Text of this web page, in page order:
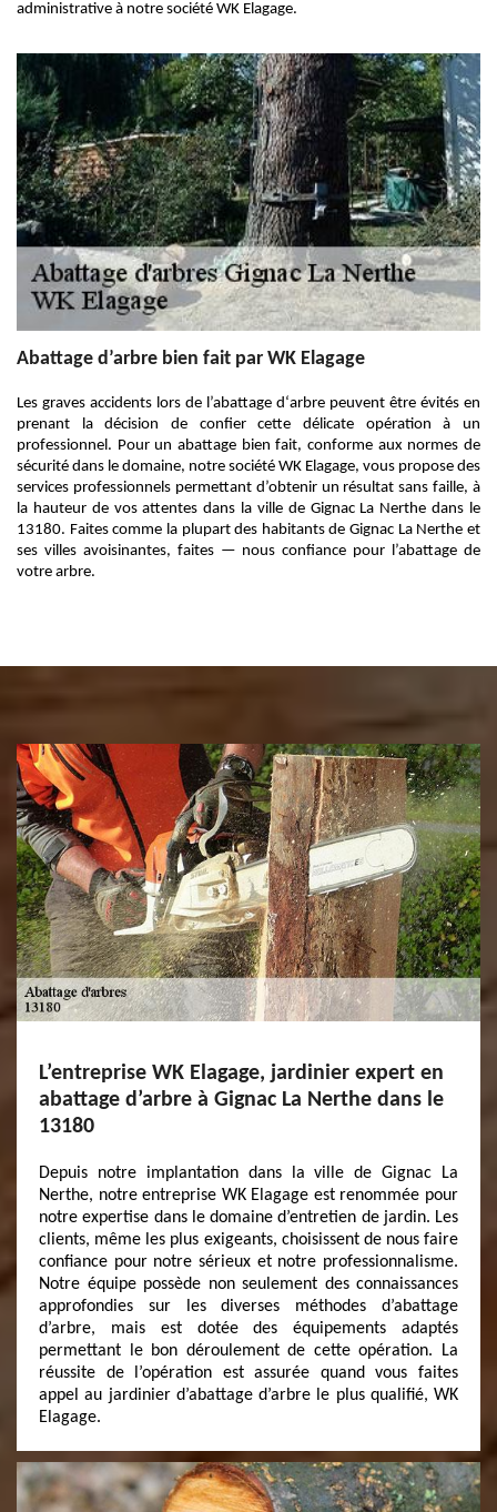
administrative à notre société WK Elagage.
Abattage d’arbre bien fait par WK Elagage
Les graves accidents lors de l’abattage d‘arbre peuvent être évités en
prenant la décision de confier cette délicate opération à un
professionnel. Pour un abattage bien fait, conforme aux normes de
sécurité dans le domaine, notre société WK Elagage, vous propose des
services professionnels permettant d’obtenir un résultat sans faille, à
la hauteur de vos attentes dans la ville de Gignac La Nerthe dans le
13180. Faites comme la plupart des habitants de Gignac La Nerthe et
ses villes avoisinantes, faites — nous confiance pour l’abattage de
votre arbre.
L’entreprise WK Elagage, jardinier expert en
abattage d’arbre à Gignac La Nerthe dans le
13180
Depuis notre implantation dans la ville de Gignac La
Nerthe, notre entreprise WK Elagage est renommée pour
notre expertise dans le domaine d’entretien de jardin. Les
clients, même les plus exigeants, choisissent de nous faire
confiance pour notre sérieux et notre professionnalisme.
Notre équipe possède non seulement des connaissances
approfondies sur les diverses méthodes d’abattage
d’arbre, mais est dotée des équipements adaptés
permettant le bon déroulement de cette opération. La
réussite de l’opération est assurée quand vous faites
appel au jardinier d’abattage d’arbre le plus qualifié, WK
Elagage.